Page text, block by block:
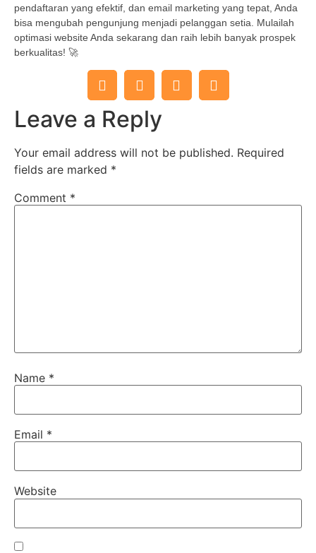
pendaftaran yang efektif, dan email marketing yang tepat, Anda
bisa mengubah pengunjung menjadi pelanggan setia. Mulailah
optimasi website Anda sekarang dan raih lebih banyak prospek
berkualitas! 🚀
Leave a Reply
Your email address will not be published. Required
fields are marked *
Comment *
Name *
Email *
Website